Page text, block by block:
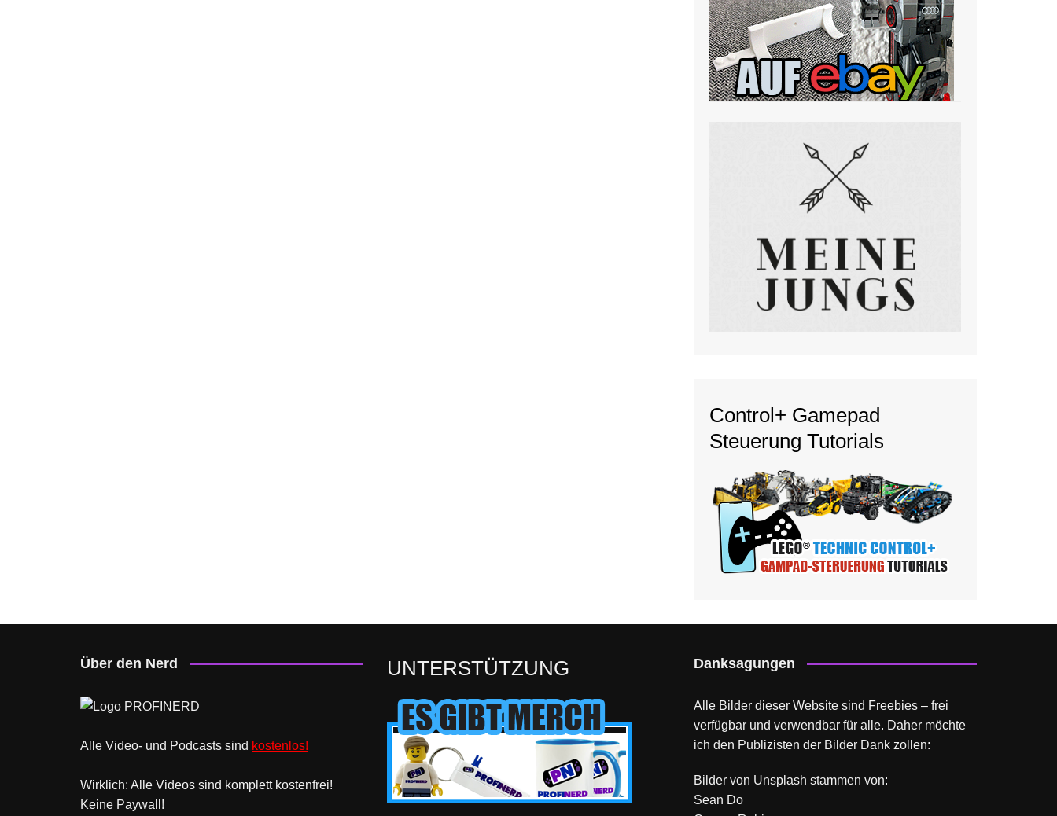
Control+ Gamepad
Steuerung Tutorials
Über den Nerd
Alle Video- und Podcasts sind kostenlos!
Wirklich: Alle Videos sind komplett kostenfrei!
Keine Paywall!
UNTERSTÜTZUNG Danksagungen
Alle Bilder dieser Website sind Freebies – frei
verfügbar und verwendbar für alle. Daher möchte
ich den Publizisten der Bilder Dank zollen:
Bilder von Unsplash stammen von:
Sean Do